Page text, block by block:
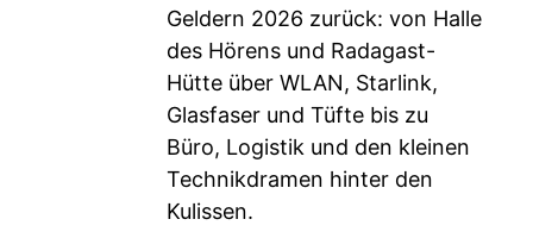
Geldern 2026 zurück: von Halle
des Hörens und Radagast-
Hütte über WLAN, Starlink,
Glasfaser und Tüfte bis zu
Büro, Logistik und den kleinen
Technikdramen hinter den
Kulissen.